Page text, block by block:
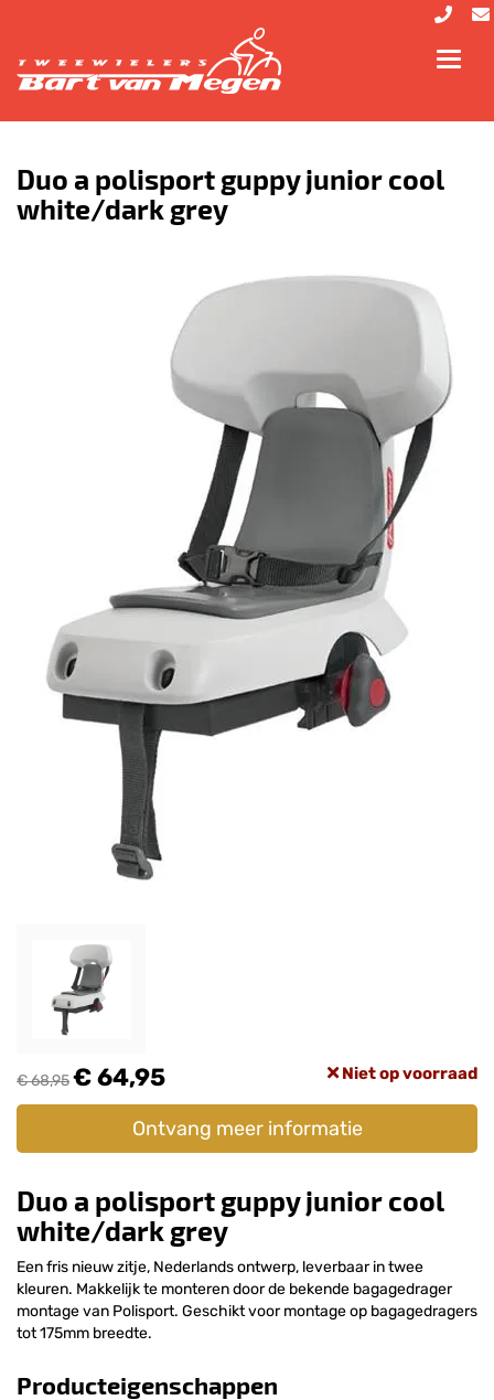
Duo a polisport guppy junior cool
white/dark grey
€ 68,95€ 64,95 Niet op voorraad
Ontvang meer informatie
Duo a polisport guppy junior cool
white/dark grey
Een fris nieuw zitje, Nederlands ontwerp, leverbaar in twee
kleuren. Makkelijk te monteren door de bekende bagagedrager
montage van Polisport. Geschikt voor montage op bagagedragers
tot 175mm breedte.
Producteigenschappen